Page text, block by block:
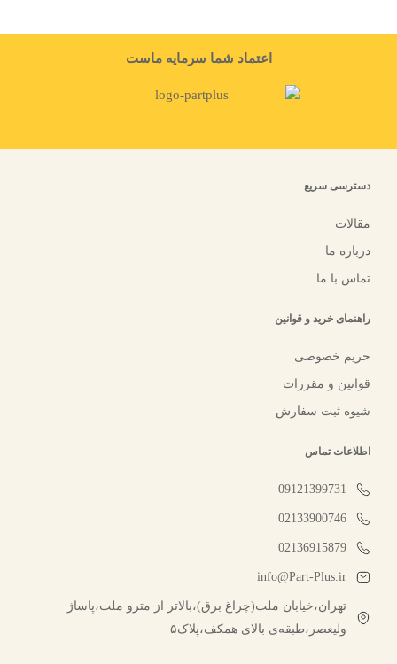
اعتماد شما سرمایه ماست
دسترسی سریع
مقالات
درباره ما
تماس با ما
راهنمای خرید و قوانین
حریم خصوصی
قوانین و مقررات
شیوه ثبت سفارش
اطلاعات تماس
09121399731
02133900746
02136915879
info@Part-Plus.ir
تهران،خیابان ملت(چراغ برق)،بالاتر از مترو ملت،پاساژ
ولیعصر،طبقه‌ی بالای همکف،پلاک۵